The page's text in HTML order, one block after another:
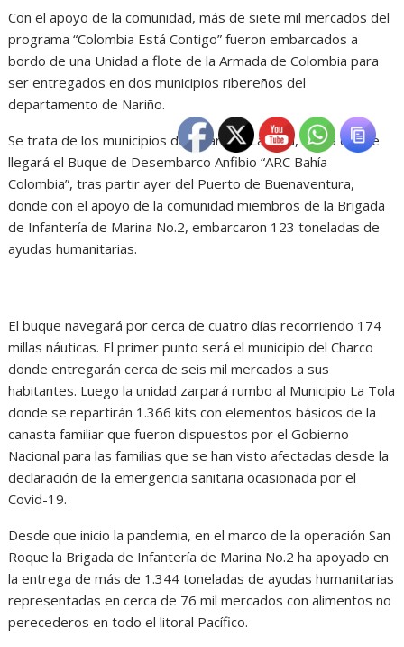
Con el apoyo de la comunidad, más de siete mil mercados del
programa “Colombia Está Contigo” fueron embarcados a
bordo de una Unidad a flote de la Armada de Colombia para
ser entregados en dos municipios ribereños del
departamento de Nariño.
Se trata de los municipios del Charco y La Tola, hasta donde
llegará el Buque de Desembarco Anfibio “ARC Bahía
Colombia”, tras partir ayer del Puerto de Buenaventura,
donde con el apoyo de la comunidad miembros de la Brigada
de Infantería de Marina No.2, embarcaron 123 toneladas de
ayudas humanitarias.
El buque navegará por cerca de cuatro días recorriendo 174
millas náuticas. El primer punto será el municipio del Charco
donde entregarán cerca de seis mil mercados a sus
habitantes. Luego la unidad zarpará rumbo al Municipio La Tola
donde se repartirán 1.366 kits con elementos básicos de la
canasta familiar que fueron dispuestos por el Gobierno
Nacional para las familias que se han visto afectadas desde la
declaración de la emergencia sanitaria ocasionada por el
Covid-19.
Desde que inicio la pandemia, en el marco de la operación San
Roque la Brigada de Infantería de Marina No.2 ha apoyado en
la entrega de más de 1.344 toneladas de ayudas humanitarias
representadas en cerca de 76 mil mercados con alimentos no
perecederos en todo el litoral Pacífico.